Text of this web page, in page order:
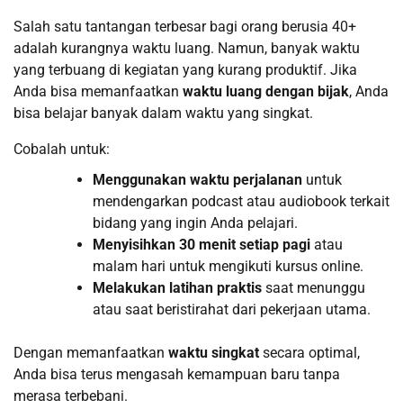
Salah satu tantangan terbesar bagi orang berusia 40+
adalah kurangnya waktu luang. Namun, banyak waktu
yang terbuang di kegiatan yang kurang produktif. Jika
Anda bisa memanfaatkan waktu luang dengan bijak, Anda
bisa belajar banyak dalam waktu yang singkat.
Cobalah untuk:
Menggunakan waktu perjalanan untuk
mendengarkan podcast atau audiobook terkait
bidang yang ingin Anda pelajari.
Menyisihkan 30 menit setiap pagi atau
malam hari untuk mengikuti kursus online.
Melakukan latihan praktis saat menunggu
atau saat beristirahat dari pekerjaan utama.
Dengan memanfaatkan waktu singkat secara optimal,
Anda bisa terus mengasah kemampuan baru tanpa
merasa terbebani.